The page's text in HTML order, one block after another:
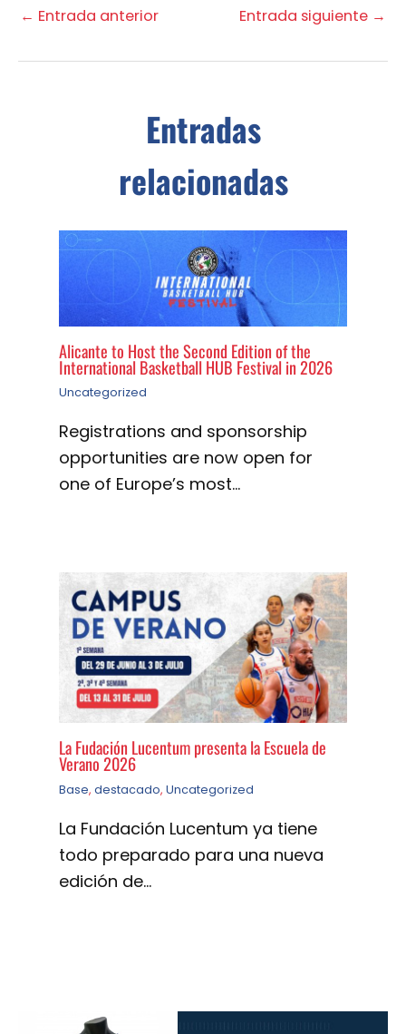
← Entrada anterior Entrada siguiente →
Entradas
relacionadas
Alicante to Host the Second Edition of the
International Basketball HUB Festival in 2026
Uncategorized
Registrations and sponsorship
opportunities are now open for
one of Europe’s most…
La Fudación Lucentum presenta la Escuela de
Verano 2026
Base, destacado, Uncategorized
La Fundación Lucentum ya tiene
todo preparado para una nueva
edición de…